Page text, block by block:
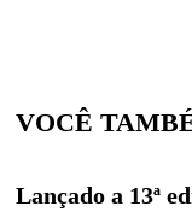
VOCÊ
Lançado a 13ª